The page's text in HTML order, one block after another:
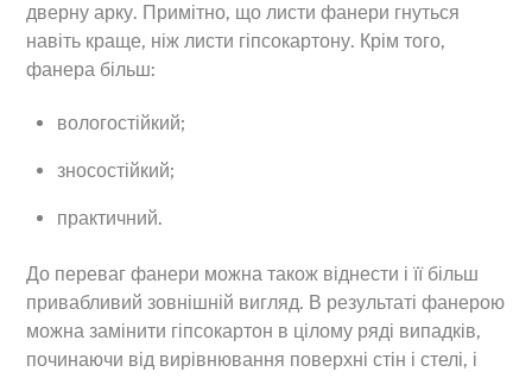
дверну арку. Примітно, що листи фанери гнуться
навіть краще, ніж листи гіпсокартону. Крім того,
фанера більш:
вологостійкий;
зносостійкий;
практичний.
До переваг фанери можна також віднести і її більш
привабливий зовнішній вигляд. В результаті фанерою
можна замінити гіпсокартон в цілому ряді випадків,
починаючи від вирівнювання поверхні стін і стелі, і